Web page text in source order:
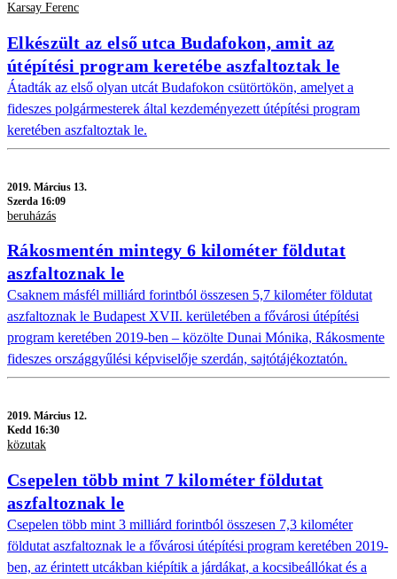
Karsay Ferenc
Elkészült az első utca Budafokon, amit az
útépítési program keretébe aszfaltoztak le
Átadták az első olyan utcát Budafokon csütörtökön, amelyet a
fideszes polgármesterek által kezdeményezett útépítési program
keretében aszfaltoztak le.
2019. Március 13.
Szerda 16:09
beruházás
Rákosmentén mintegy 6 kilométer földutat
aszfaltoznak le
Csaknem másfél milliárd forintból összesen 5,7 kilométer földutat
aszfaltoznak le Budapest XVII. kerületében a fővárosi útépítési
program keretében 2019-ben – közölte Dunai Mónika, Rákosmente
fideszes országgyűlési képviselője szerdán, sajtótájékoztatón.
2019. Március 12.
Kedd 16:30
közutak
Csepelen több mint 7 kilométer földutat
aszfaltoznak le
Csepelen több mint 3 milliárd forintból összesen 7,3 kilométer
földutat aszfaltoznak le a fővárosi útépítési program keretében 2019-
ben, az érintett utcákban kiépítik a járdákat, a kocsibeállókat és a